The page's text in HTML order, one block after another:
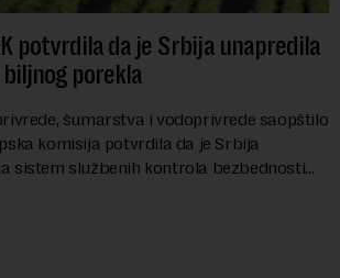
potvrdila da je Srbija unapredila
porekla
šumarstva i vodoprivrede saopštilo
komisija potvrdila da je Srbija
sistem službenih kontrola bezbednosti